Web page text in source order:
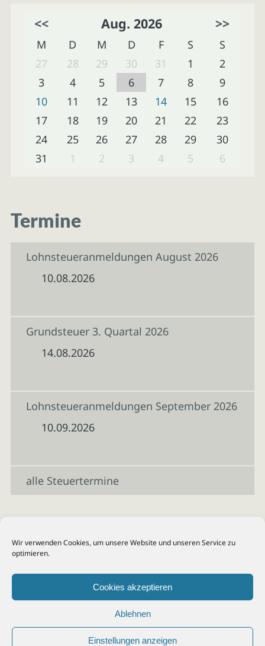
Wir verwenden Cookies, um unsere Website und unseren Service zu
optimieren.
Cookies akzeptieren
Ablehnen
Einstellungen anzeigen
<< Aug. 2026 >>
M D M D F S
S
27
28 29 30 31 1
2
3
4 5 6 7 8
9
10
11 12 13 14 15
16
17
18 19 20 21 22
23
24
25 26 27 28 29
30
31
1 2 3 4 5 6
Termine
Lohnsteueranmeldungen August 2026
10.08.2026
Grundsteuer 3. Quartal 2026
14.08.2026
Lohnsteueranmeldungen September 2026
10.09.2026
alle Steuertermine